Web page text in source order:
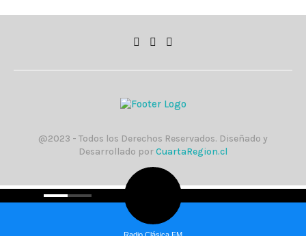
@2023 - Todos los Derechos Reservados. Diseñado y
Desarrollado porCuartaRegion.cl